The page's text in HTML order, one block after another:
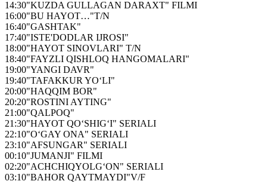
14:30"KUZDA GULLAGAN DARAXT" FILMI
16:00"BU HAYOT…"T/N
16:40"GASHTAK"
17:40"ISTE'DODLAR IJROSI"
18:00"HAYOT SINOVLARI" T/N
18:40"FAYZLI QISHLOQ HANGOMALARI"
19:00"YANGI DAVR"
19:40"TAFAKKUR YO‘LI"
20:00"HAQQIM BOR"
20:20"ROSTINI AYTING"
21:00"QALPOQ"
21:30"HAYOT QO‘SHIG‘I" SERIALI
22:10"O‘GAY ONA" SERIALI
23:10"AFSUNGAR" SERIALI
00:10"JUMANJI" FILMI
02:20"ACHCHIQYOLG‘ON" SERIALI
03:10"BAHOR QAYTMAYDI"V/F